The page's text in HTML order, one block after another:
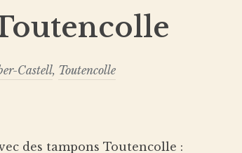
Castell, Toutencolle
des tampons Toutencolle :